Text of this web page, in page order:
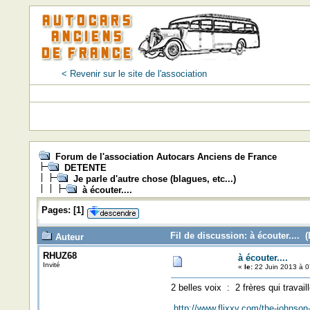
< Revenir sur le site de l'association
Forum de l'association Autocars Anciens de France
DETENTE
Je parle d'autre chose (blagues, etc...)
à écouter....
Pages: [1]
Auteur
Fil de discussion: à écouter....
RHUZ68
Invité
à écouter....
« le:22 Juin 2013 à
2 belles voix : 2 frères qui